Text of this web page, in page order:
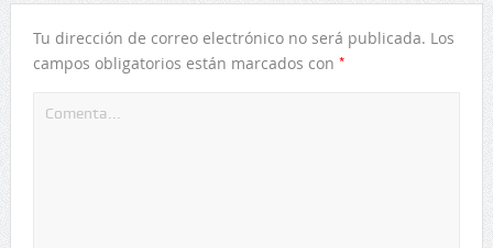
Tu dirección de correo electrónico no será publicada. Los
campos obligatorios están marcados con *